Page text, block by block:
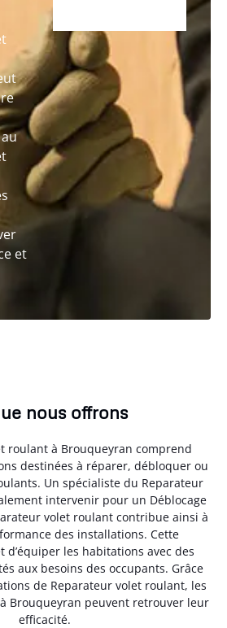
et
nous offrons
roulant à Brouqueyran comprend
destinées à réparer, débloquer ou
Un spécialiste du Reparateur
intervenir pour un Déblocage
volet roulant contribue ainsi à
des installations. Cette
les habitations avec des
aux besoins des occupants. Grâce
de Reparateur volet roulant, les
Brouqueyran peuvent retrouver leur
efficacité.